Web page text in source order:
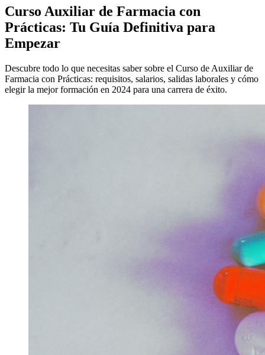
Curso Auxiliar de Farmacia con
Prácticas: Tu Guía Definitiva para
Empezar
Descubre todo lo que necesitas saber sobre el Curso de Auxiliar de
Farmacia con Prácticas: requisitos, salarios, salidas laborales y cómo
elegir la mejor formación en 2024 para una carrera de éxito.